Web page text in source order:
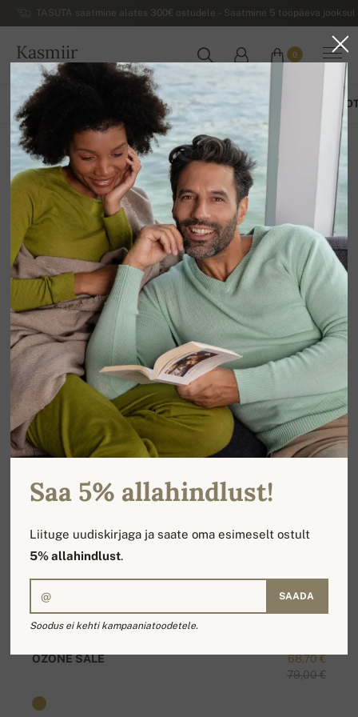
TASUTA saatmine alates 300€ ostudele – Saatmine 5 tööpäeva
Kasmiir
EESTI
0
MUUD TOOTED
12 Sorteeri Filtreeri
KÕIK TOOTED MEESTE SVIITRID NAISTE SVIITRID MUUD
68,70 €
79,00 €
OZONE SALE
Saa 5% allahindlust!
Liituge uudiskirjaga ja saate oma esimeselt ostult
5% allahindlust.
SAADA
Soodus ei kehti kampaaniatoodetele.